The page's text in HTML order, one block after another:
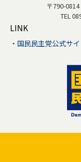
〒790-
TEL
LINK
国民民主党公式サイ